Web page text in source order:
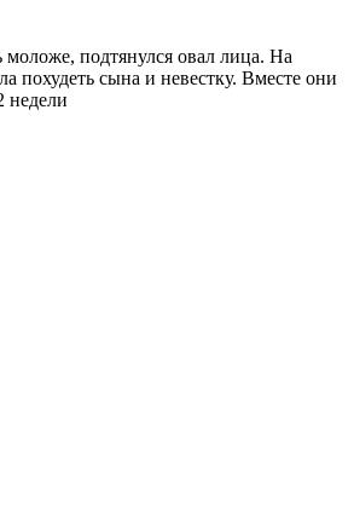
моложе, подтянулся овал лица. На
похудеть сына и невестку. Вместе они
недели